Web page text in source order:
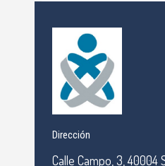
Dirección
Calle Campo, 3, 40004